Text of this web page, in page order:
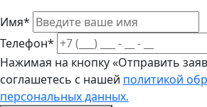
Имя*
Телефон*
Нажимая на кнопку «Отправить
соглашетесь с нашей политикой
персональных данных.